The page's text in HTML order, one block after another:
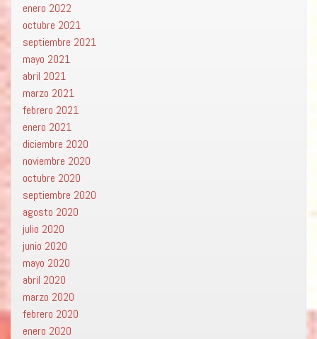
enero 2022
octubre 2021
septiembre 2021
mayo 2021
abril 2021
marzo 2021
febrero 2021
enero 2021
diciembre 2020
noviembre 2020
octubre 2020
septiembre 2020
agosto 2020
julio 2020
junio 2020
mayo 2020
abril 2020
marzo 2020
febrero 2020
enero 2020